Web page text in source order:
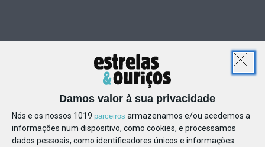
Damos valor à sua privacidade
Nós e os nossos 1019 parceiros armazenamos e/ou acedemos a
informações num dispositivo, como cookies, e processamos
dados pessoais, como identificadores únicos e informações